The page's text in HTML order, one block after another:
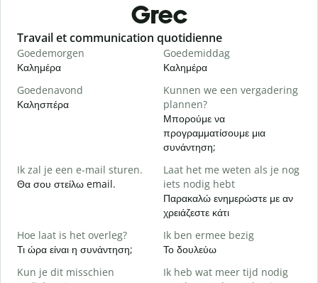
Grec
Slide 1 of 6
Travail et communication quotidienne
Goedemorgen
Καλημέρα
Goedemiddag
Καλημέρα
Goedenavond
Καλησπέρα
Kunnen we een vergadering
plannen?
Μπορούμε να
προγραμματίσουμε μια
συνάντηση;
Ik zal je een e-mail sturen.
Θα σου στείλω email.
Laat het me weten als je nog
iets nodig hebt
Παρακαλώ ενημερώστε με αν
χρειάζεστε κάτι
Hoe laat is het overleg?
Τι ώρα είναι η συνάντηση;
Ik ben ermee bezig
Το δουλεύω
Kun je dit misschien
Ik heb wat meer tijd nodig